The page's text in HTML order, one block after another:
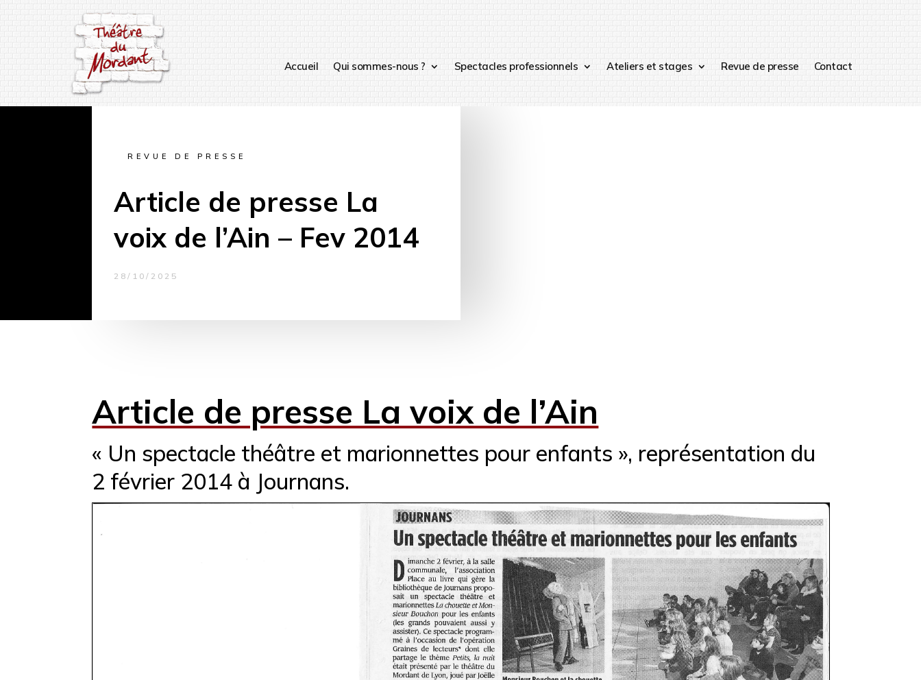
Accueil Qui sommes-nous ? Spectacles professionnels Ateliers et stages Revue de presse Contact
REVUE DE PRESSE
Article de presse La
voix de l’Ain – Fev 2014
28/10/2025
Article de presse La voix de l’Ain
« Un spectacle théâtre et marionnettes pour enfants », représentation du
2 février 2014 à Journans.